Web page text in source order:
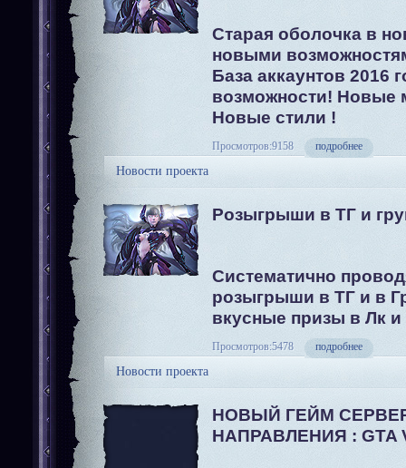
Старая оболочка в
новыми
База аккаунтов 2016
возможности! Новые
Новые стили !
Просмотров:9158 подробнее
Новости проекта
Розыгрыши в ТГ и
Систематично
розыгрыши в ТГ и в
вкусные призы в Лк и
Просмотров:5478 подробнее
Новости проекта
НОВЫЙ ГЕЙМ
НАПРАВЛЕНИЯ : GTA